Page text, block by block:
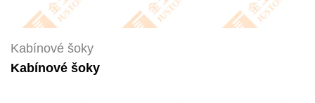
Kabínové šoky
Kabínové šoky